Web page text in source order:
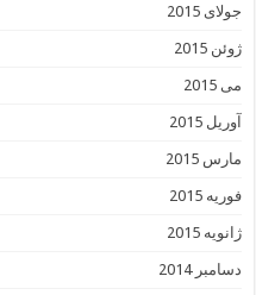
جولای 2015
ژوئن 2015
می 2015
آوریل 2015
مارس 2015
فوریه 2015
ژانویه 2015
دسامبر 2014